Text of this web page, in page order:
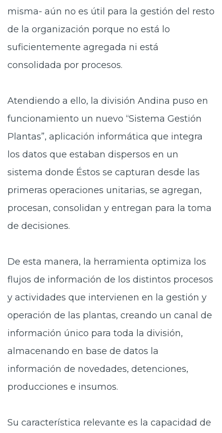
misma- aún no es útil para la gestión del resto
de la organización porque no está lo
suficientemente agregada ni está
consolidada por procesos.
Atendiendo a ello, la división Andina puso en
funcionamiento un nuevo “Sistema Gestión
Plantas”, aplicación informática que integra
los datos que estaban dispersos en un
sistema donde Éstos se capturan desde las
primeras operaciones unitarias, se agregan,
procesan, consolidan y entregan para la toma
de decisiones.
De esta manera, la herramienta optimiza los
flujos de información de los distintos procesos
y actividades que intervienen en la gestión y
operación de las plantas, creando un canal de
información único para toda la división,
almacenando en base de datos la
información de novedades, detenciones,
producciones e insumos.
Su característica relevante es la capacidad de